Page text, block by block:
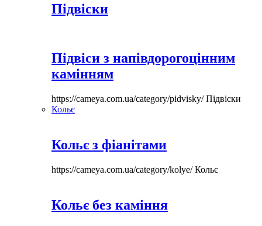
Підвіски
Підвіси з напівдорогоцінним
камінням
https://cameya.com.ua/category/pidvisky/Підвіски
Кольє
Кольє з фіанітами
https://cameya.com.ua/category/kolye/Кольє
Кольє без каміння